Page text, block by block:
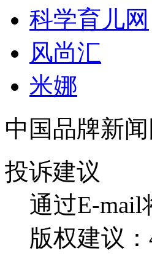
科学育儿网
风尚汇
米娜
中国品牌新闻
投诉建议
通过E-
版权建议：